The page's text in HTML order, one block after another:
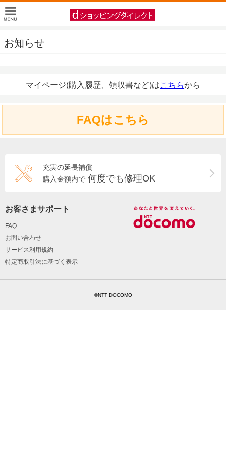
お知らせ
マイページ(購入履歴、領収書など)はこちらから
FAQはこちら
充実の延長補償
購入金額内で 何度でも修理OK
お客さまサポート
FAQ
お問い合わせ
サービス利用規約
特定商取引法に基づく表示
©NTT DOCOMO